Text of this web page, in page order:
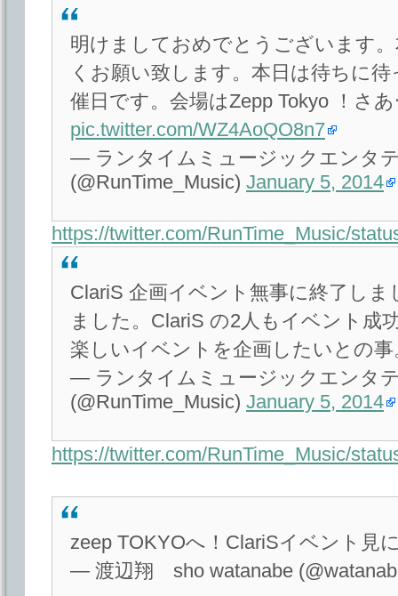
明けましておめでとうございます
くお願い致します。本日は待ちに
催日です。会場はZepp Tokyo ！さ
pic.twitter.com/WZ4AoQO8n7
— ランタイムミュージックエンタ
(@RunTime_Music) January 5, 2014
https://twitter.com/RunTime_Music/
ClariS 企画イベント無事に終了し
ました。ClariS の2人もイベント成
楽しいイベントを企画したいとの事
— ランタイムミュージックエンタ
(@RunTime_Music) January 5, 2014
https://twitter.com/RunTime_Music/
zeep TOKYOへ！ClariSイベント見
— 渡辺翔 sho watanabe